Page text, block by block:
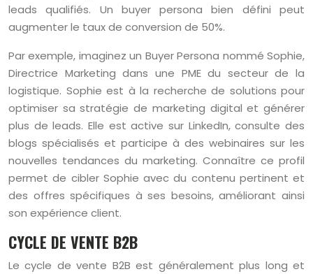
leads qualifiés. Un buyer persona bien défini peut
augmenter le taux de conversion de 50%.
Par exemple, imaginez un Buyer Persona nommé Sophie,
Directrice Marketing dans une PME du secteur de la
logistique. Sophie est à la recherche de solutions pour
optimiser sa stratégie de marketing digital et générer
plus de leads. Elle est active sur LinkedIn, consulte des
blogs spécialisés et participe à des webinaires sur les
nouvelles tendances du marketing. Connaître ce profil
permet de cibler Sophie avec du contenu pertinent et
des offres spécifiques à ses besoins, améliorant ainsi
son expérience client.
CYCLE DE VENTE B2B
Le cycle de vente B2B est généralement plus long et